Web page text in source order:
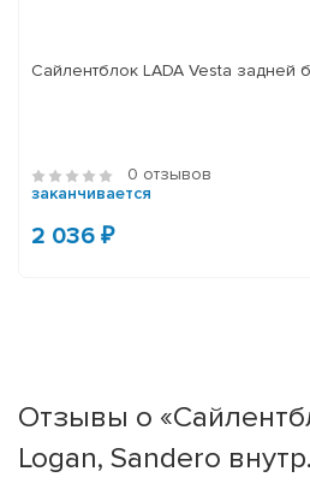
Сайлентблок LADA Vesta задней
0 отзывов
заканчивается
2 036 ₽
Отзывы о
Logan, Sandero